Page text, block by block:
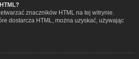
znaczników HTML na tej witrynie.
dostarcza HTML, można uzyskać, używając